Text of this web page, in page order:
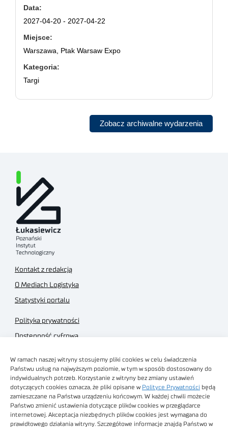
W ramach naszej witryny stosujemy pliki cookies w celu świadczenia
Państwu usług na najwyższym poziomie, w tym w sposób dostosowany do
indywidualnych potrzeb. Korzystanie z witryny bez zmiany ustawień
dotyczących cookies oznacza, że pliki opisane w Polityce Prywatności będą
zamieszczane na Państwa urządzeniu końcowym. W każdej chwili możecie
Państwo zmienić ustawienia dotyczące plików cookies w przeglądarce
internetowej. Akceptacja niezbędnych plików cookies jest wymagana do
prawidłowego działania witryny. Szczegółowe informacje znajdą Państwo w
2027-04-20 - 2027-04-22
Warszawa, Ptak Warsaw Expo
Targi
Zobacz archiwalne wydarzenia
Kontakt z redakcją
O Mediach Logistyka
Statystyki portalu
Polityka prywatności
Dostępność cyfrowa
Regulamin sklepu
Obrazy stockowe